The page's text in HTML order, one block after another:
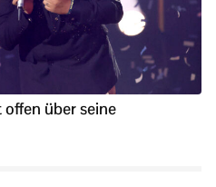
über seine